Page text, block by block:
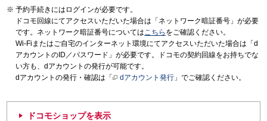
予約手続きにはログインが必要です。
ドコモ回線にてアクセスいただいた場合は「ネットワーク暗証番号」が必要
です。ネットワーク暗証番号についてはこちら をご確認ください。
Wi-Fiまたはご自宅のインターネット環境にてアクセスいただいた場合は「d
アカウントのID／パスワード」が必要です。ドコモの契約回線をお持ちでな
い方も、dアカウントの発行が可能です。
dアカウントの発行・確認は「
dアカウント発行 」でご確認ください。
ドコモショップを表示